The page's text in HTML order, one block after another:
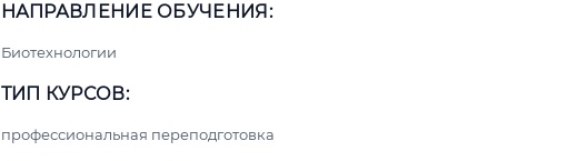
НАПРАВЛЕНИЕ ОБУЧЕНИЯ:
Биотехнологии
ТИП КУРСОВ:
профессиональная переподготовка